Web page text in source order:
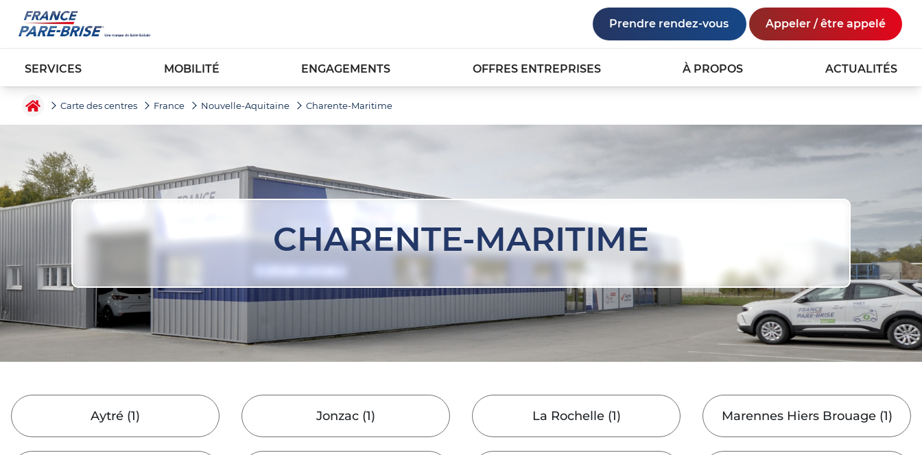
Prendre rendez-vous Appeler / être appelé
SERVICES MOBILITÉ ENGAGEMENTS OFFRES ENTREPRISES À PROPOS ACTUALITÉS
Carte des centres France Nouvelle-Aquitaine Charente-Maritime
CHARENTE-MARITIME
Aytré (1) Jonzac (1) La Rochelle(1) Marennes Hiers Brouage(1)